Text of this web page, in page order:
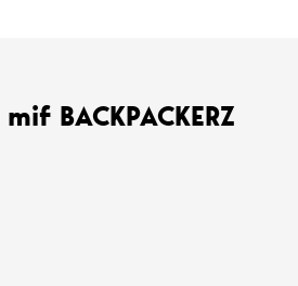
BACKPACKERZ